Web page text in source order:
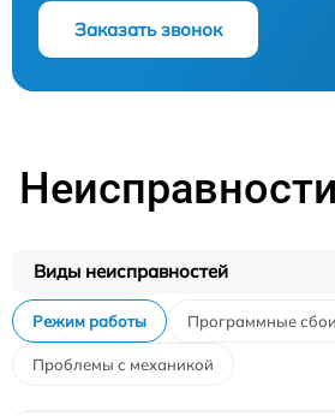
Заказать звонок
Виды неисправностей
Режим работы Программные сбои
Проблемы с механикой